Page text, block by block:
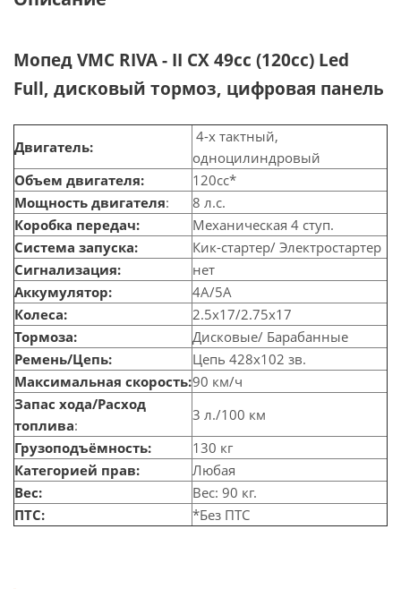
Мопед VMC RIVA - II CX 49сс (120сс) Led
Full, дисковый тормоз, цифровая панель
Двигатель:
4-х тактный,
одноцилиндровый
Объем двигателя:
120сс*
Мощность двигателя:
8 л.с.
Коробка передач:
Механическая 4 ступ.
Система запуска:
Кик-стартер/ Электростартер
Сигнализация:
нет
Аккумулятор:
4А/5А
Колеса:
2.5х17/2.75х17
Тормоза:
Дисковые/ Барабанные
Ремень/Цепь:
Цепь 428х102 зв.
Максимальная скорость:90 км/ч
Запас хода/Расход
топлива:
3 л./100 км
Грузоподъёмность:
130 кг
Категорией прав:
Любая
Вес:
Вес: 90 кг.
ПТС:
*Без ПТС